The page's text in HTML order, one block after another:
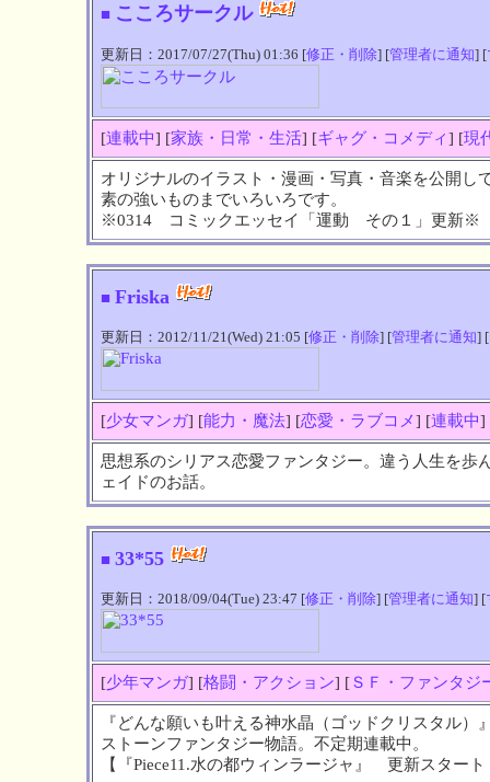
■ こころサークル
更新日：2017/07/27(Thu) 01:36 [修正・削除] [管理者に通知] [
[連載中] [家族・日常・生活] [ギャグ・コメディ] [現
オリジナルのイラスト・漫画・写真・音楽を公開し
素の強いものまでいろいろです。
※0314 コミックエッセイ「運動 その１」更新※
■ Friska
更新日：2012/11/21(Wed) 21:05 [修正・削除] [管理者に通知] [
[少女マンガ] [能力・魔法] [恋愛・ラブコメ] [連載中]
思想系のシリアス恋愛ファンタジー。違う人生を歩
ェイドのお話。
■ 33*55
更新日：2018/09/04(Tue) 23:47 [修正・削除] [管理者に通知] [
[少年マンガ] [格闘・アクション] [ＳＦ・ファンタジ
『どんな願いも叶える神水晶（ゴッドクリスタル
ストーンファンタジー物語。不定期連載中。
【『Piece11.水の都ウィンラージャ』 更新スタート